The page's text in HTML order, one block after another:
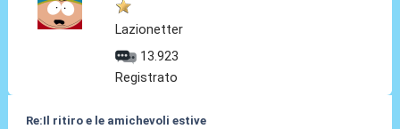
Lazionetter
13.923
Registrato
Re:Il ritiro e le amichevoli estive